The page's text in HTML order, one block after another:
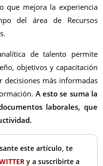
que mejora la experiencia
del área de Recursos
de talento permite
objetivos y capacitación
más informadas
A esto se suma la
laborales, que
este artículo, te
y a suscribirte a